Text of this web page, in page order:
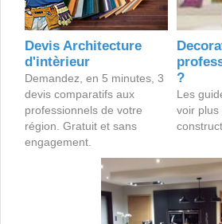
Devis Architecture
d'intèrieur
Demandez, en 5 minutes, 3
devis comparatifs aux
professionnels de votre
région. Gratuit et sans
engagement.
?
Les
voir plus